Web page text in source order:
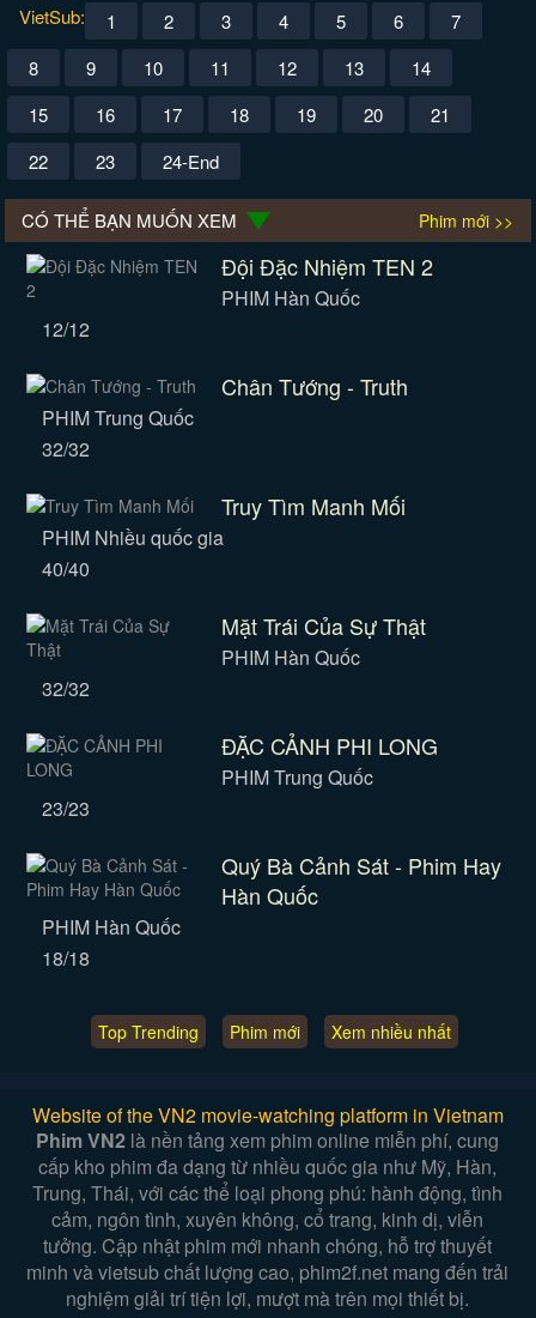
VietSub:
1 2 3 4 5 6
7
8
9 10 11 12 13
14
15
16 17 18 19 20
21
22
23 24-End
CÓ THỂ BẠN MUỐN XEM Phim mới >>
Đội Đặc Nhiệm TEN 2
PHIM Hàn Quốc
12/12
Chân Tướng - Truth
PHIM Trung Quốc
32/32
Truy Tìm Manh Mối
PHIM Nhiều quốc gia
40/40
Mặt Trái Của Sự Thật
PHIM Hàn Quốc
32/32
ĐẶC CẢNH PHI LONG
PHIM Trung Quốc
23/23
Quý Bà Cảnh Sát - Phim Hay
Hàn Quốc
PHIM Hàn Quốc
18/18
Top Trending Phim mới Xem nhiều nhất
Website of the VN2 movie-watching platform in Vietnam
Phim VN2 là nền tảng xem phim online miễn phí, cung
cấp kho phim đa dạng từ nhiều quốc gia như Mỹ, Hàn,
Trung, Thái, với các thể loại phong phú: hành động, tình
cảm, ngôn tình, xuyên không, cổ trang, kinh dị, viễn
tưởng. Cập nhật phim mới nhanh chóng, hỗ trợ thuyết
minh và vietsub chất lượng cao, phim2f.net mang đến trải
nghiệm giải trí tiện lợi, mượt mà trên mọi thiết bị.